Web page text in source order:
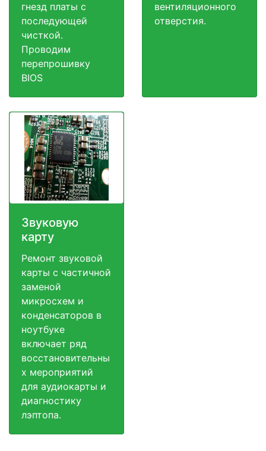
гнезд платы с
последующей
чисткой.
Проводим
перепрошивку
BIOS
вентиляционного
отверстия.
Звуковую
карту
Ремонт звуковой
карты с частичной
заменой
микросхем и
конденсаторов в
ноутбуке
включает ряд
восстановительны
х мероприятий
для аудиокарты и
диагностику
лэптопа.